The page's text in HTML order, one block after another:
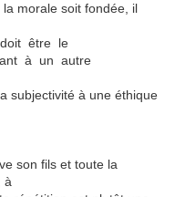
la morale soit fondée, il
être le
à un autre
subjectivité à une éthique
son fils et toute la
à